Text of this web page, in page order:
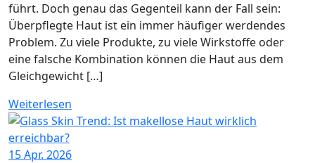
führt. Doch genau das Gegenteil kann der Fall sein:
Überpflegte Haut ist ein immer häufiger werdendes
Problem. Zu viele Produkte, zu viele Wirkstoffe oder
eine falsche Kombination können die Haut aus dem
Gleichgewicht […]
Weiterlesen
15Apr. 2026